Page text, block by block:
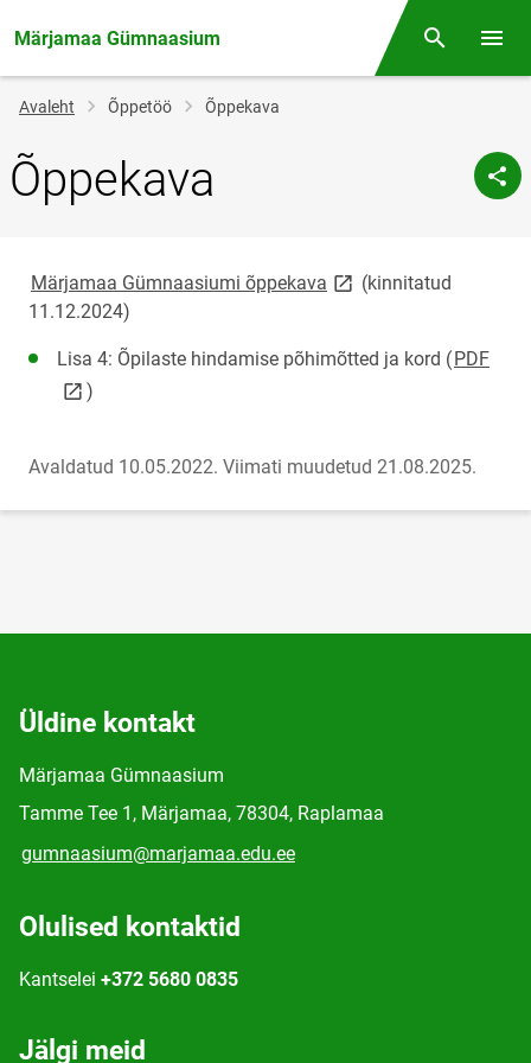
Märjamaa Gümnaasium Otsing
Jälglink
Avaleht Õppetöö Õppekava
Õppekava
Märjamaa Gümnaasiumi õppekava link opens on new page
(kinnitatud
11.12.2024)
Lisa 4: Õpilaste hindamise põhimõtted ja kord (PDFlink
)
Avaldatud 10.05.2022. Viimati muudetud 21.08.2025.
Üldine kontakt
Märjamaa Gümnaasium
Tamme Tee 1, Märjamaa, 78304, Raplamaa
gumnaasium@marjamaa.edu.ee
Olulised kontaktid
Kantselei +372 5680 0835
Jälgi meid